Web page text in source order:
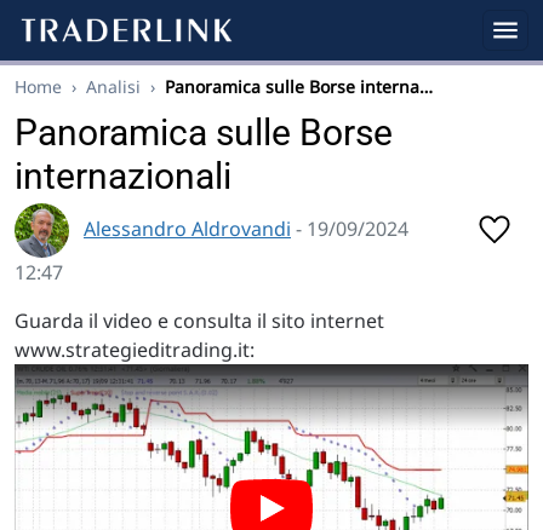
Home › Analisi › Panoramica sulle Borse interna…
Panoramica sulle Borse
internazionali
Alessandro Aldrovandi - 19/09/2024
12:47
Guarda il video e consulta il sito internet
www.strategieditrading.it: